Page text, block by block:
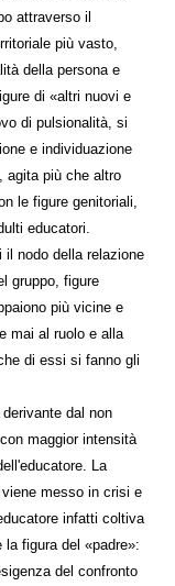
attraverso il
più vasto,
della persona e
di «altri nuovi e
di pulsionalità, si
e individuazione
agita più che altro
le figure genitoriali,
educatori.
il nodo della relazione
gruppo, figure
più vicine e
mai al ruolo e alla
di essi si fanno gli
dal non
maggior intensità
La
messo in crisi e
infatti coltiva
figura del «padre»:
del confronto